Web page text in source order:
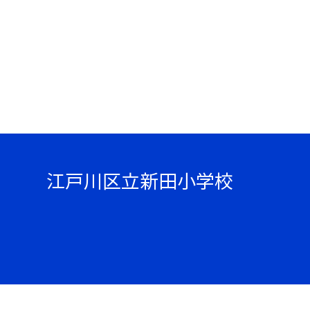
江戸川区立新田小学校